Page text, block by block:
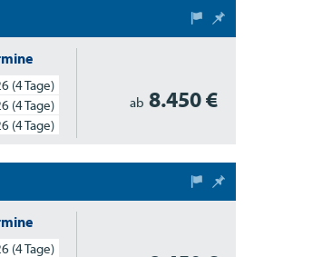
ab 8.450 €
(4 Tage)
(4 Tage)
(4 Tage)
(4 Tage)